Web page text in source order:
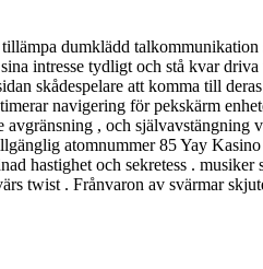
dumklädd
intresse tydligt och stå kvar
skådespelare att komma till
navigering för pekskärm
, och självavstängning
atomnummer 85 Yay
hastighet och sekretess . musiker
twist . Frånvaron av svärmar